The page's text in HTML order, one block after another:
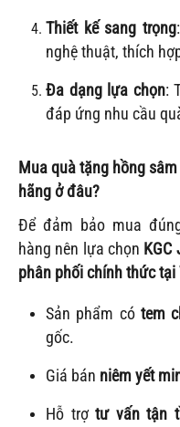
Thiết kế sang trọng
nghệ thuật, thích
Đa dạng lựa chọn:
đáp ứng nhu cầu
Mua quà tặng hồng
hãng ở đâu?
Để đảm bảo mua
hàng nên lựa chọn KGC
phân phối chính thức tại
Sản phẩm có tem
gốc.
Giá bán niêm yết
Hỗ trợ tư vấn tận